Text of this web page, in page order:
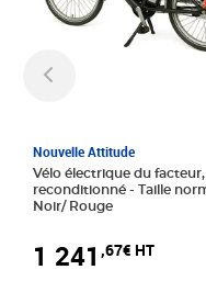
Nouvelle Attitude
Vélo électrique du facteur,
reconditionné - Taille normale -
Noir/ Rouge
1 241 ,67€ HT